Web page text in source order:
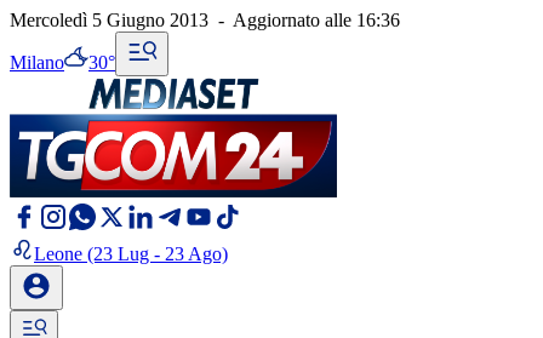
Mercoledì 5 Giugno 2013 - Aggiornato alle 16:36
Milano 30°
Leone (23 Lug - 23 Ago)